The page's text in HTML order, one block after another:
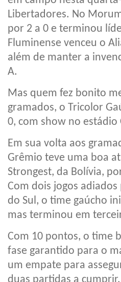
Libertadores. No
por 2 a 0 e terminou
Fluminense venceu o
além de manter a
A.
Mas quem fez bonito
gramados, o Tricolor
0, com show no estádio
Em sua volta aos
Grêmio teve uma boa
Strongest, da Bolívia,
Com dois jogos
do Sul, o time gaúcho
mas terminou em
Com 10 pontos, o time
fase garantido para o
um empate para